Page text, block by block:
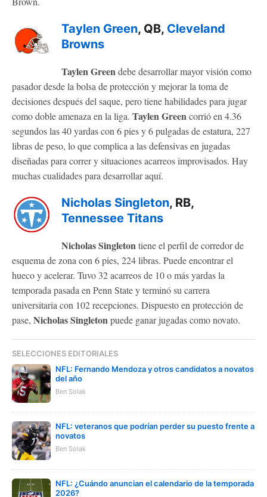
Taylen Green, QB, Cleveland
Browns
Taylen Greendebe desarrollar mayor visión como
pasador desde la bolsa de protección y mejorar la toma de
decisiones después del saque, pero tiene habilidades para jugar
como doble amenaza en la liga. Taylen Greencorrió en 4.36
segundos las 40 yardas con 6 pies y 6 pulgadas de estatura, 227
libras de peso, lo que complica a las defensivas en jugadas
diseñadas para correr y situaciones acarreos improvisados. Hay
muchas cualidades para desarrollar aquí.
Nicholas Singleton, RB,
Tennessee Titans
Nicholas Singletontiene el perfil de corredor de
esquema de zona con 6 pies, 224 libras. Puede encontrar el
hueco y acelerar. Tuvo 32 acarreos de 10 o más yardas la
temporada pasada en Penn State y terminó su carrera
universitaria con 102 recepciones. Dispuesto en protección de
pase, Nicholas Singletonpuede ganar jugadas como novato.
SELECCIONES EDITORIALES
NFL: Fernando Mendoza y otros candidatos a novatos
del año
Ben Solak
NFL: veteranos que podrían perder su puesto frente a
novatos
Ben Solak
NFL: ¿Cuándo anuncian el calendario de la temporada
2026?